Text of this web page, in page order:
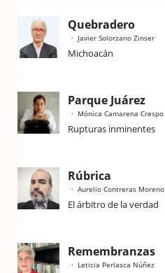
Quebradero
Javier Solorzano Zinser
Michoacán
Parque Juárez
Mónica Camarena Crespo
Rupturas inminentes
Rúbrica
Aurelio Contreras Moreno
El árbitro de la verdad
Remembranzas
Leticia Perlasca Núñez